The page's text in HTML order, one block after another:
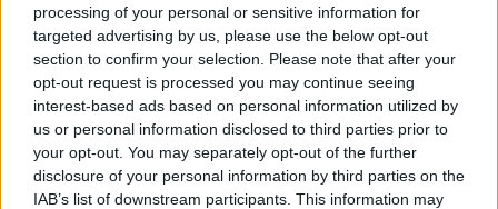
processing of your personal or sensitive information for
targeted advertising by us, please use the below opt-out
section to confirm your selection. Please note that after your
opt-out request is processed you may continue seeing
interest-based ads based on personal information utilized by
us or personal information disclosed to third parties prior to
your opt-out. You may separately opt-out of the further
disclosure of your personal information by third parties on the
IAB’s list of downstream participants. This information may